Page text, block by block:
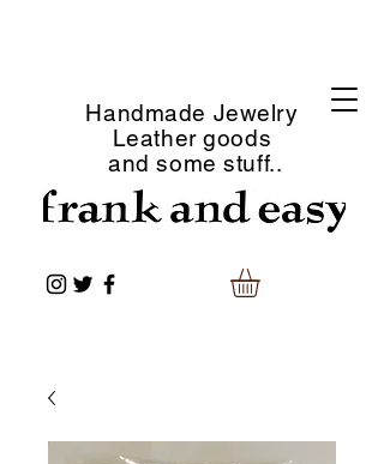
Handmade Jewelry
Leather goods
and some stuff..